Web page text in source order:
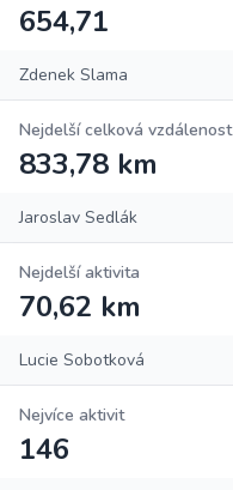
654,71
Zdenek Slama
Nejdelší celková vzdálenost
833,78 km
Jaroslav Sedlák
Nejdelší aktivita
70,62 km
Lucie Sobotková
Nejvíce aktivit
146